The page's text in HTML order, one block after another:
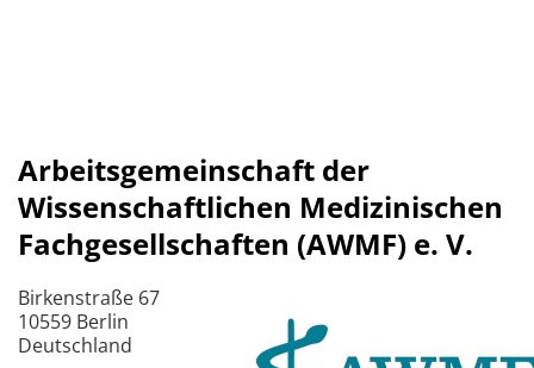
Arbeitsgemeinschaft der
Wissenschaftlichen Medizinischen
Fachgesellschaften (AWMF) e. V.
Birkenstraße 67
10559 Berlin
Deutschland